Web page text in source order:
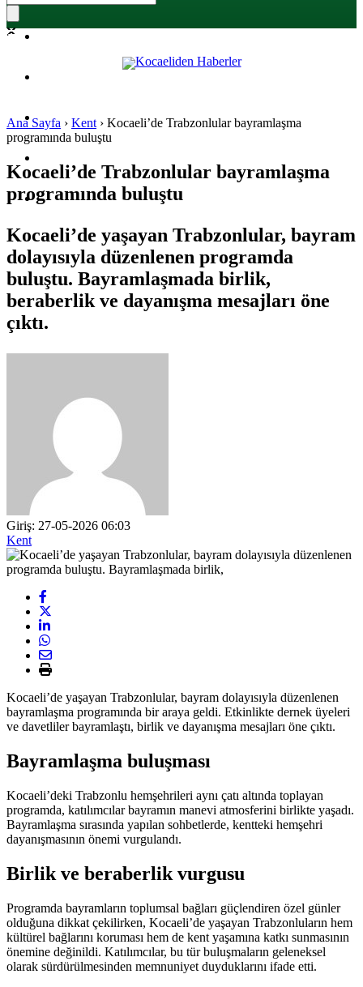
SPOR
SAĞLIK
Ana Sayfa › Kent › Kocaeli’de Trabzonlular bayramlaşma
programında buluştu
Kocaeli’de Trabzonlular bayramlaşma
programında buluştu
Kocaeli’de yaşayan Trabzonlular, bayram
dolayısıyla düzenlenen programda
buluştu. Bayramlaşmada birlik,
beraberlik ve dayanışma mesajları öne
çıktı.
Giriş: 27-05-2026 06:03
Kent
Kocaeli’de yaşayan Trabzonlular, bayram dolayısıyla düzenlenen
bayramlaşma programında bir araya geldi. Etkinlikte dernek üyeleri
ve davetliler bayramlaştı, birlik ve dayanışma mesajları öne çıktı.
Bayramlaşma buluşması
Kocaeli’deki Trabzonlu hemşehrileri aynı çatı altında toplayan
programda, katılımcılar bayramın manevi atmosferini birlikte yaşadı.
Bayramlaşma sırasında yapılan sohbetlerde, kentteki hemşehri
dayanışmasının önemi vurgulandı.
Birlik ve beraberlik vurgusu
Programda bayramların toplumsal bağları güçlendiren özel günler
olduğuna dikkat çekilirken, Kocaeli’de yaşayan Trabzonluların hem
kültürel bağlarını koruması hem de kent yaşamına katkı sunmasının
önemine değinildi. Katılımcılar, bu tür buluşmaların geleneksel
olarak sürdürülmesinden memnuniyet duyduklarını ifade etti.